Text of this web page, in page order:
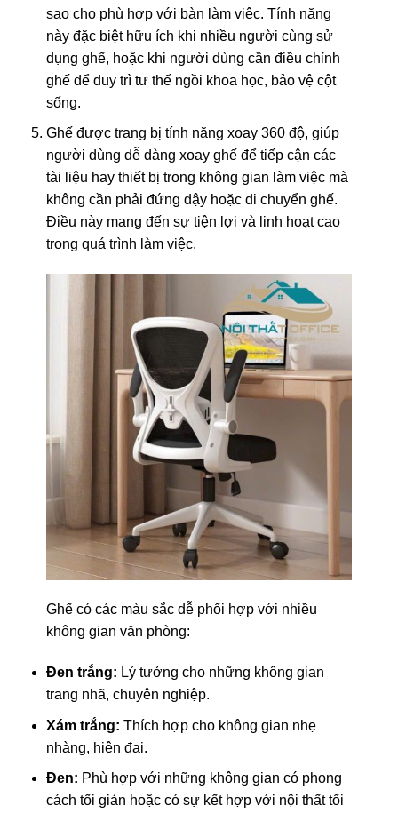
sao cho phù hợp với bàn làm việc. Tính năng
này đặc biệt hữu ích khi nhiều người cùng sử
dụng ghế, hoặc khi người dùng cần điều chỉnh
ghế để duy trì tư thế ngồi khoa học, bảo vệ cột
sống.
Ghế được trang bị tính năng xoay 360 độ, giúp
người dùng dễ dàng xoay ghế để tiếp cận các
tài liệu hay thiết bị trong không gian làm việc mà
không cần phải đứng dậy hoặc di chuyển ghế.
Điều này mang đến sự tiện lợi và linh hoạt cao
trong quá trình làm việc.
Ghế có các màu sắc dễ phối hợp với nhiều
không gian văn phòng:
Đen trắng: Lý tưởng cho những không gian
trang nhã, chuyên nghiệp.
Xám trắng: Thích hợp cho không gian nhẹ
nhàng, hiện đại.
Đen: Phù hợp với những không gian có phong
cách tối giản hoặc có sự kết hợp với nội thất tối